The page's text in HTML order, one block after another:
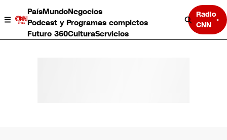
PaísMundoNegocios
Podcast y Programas completos
Futuro 360CulturaServicios
Radio
CNN